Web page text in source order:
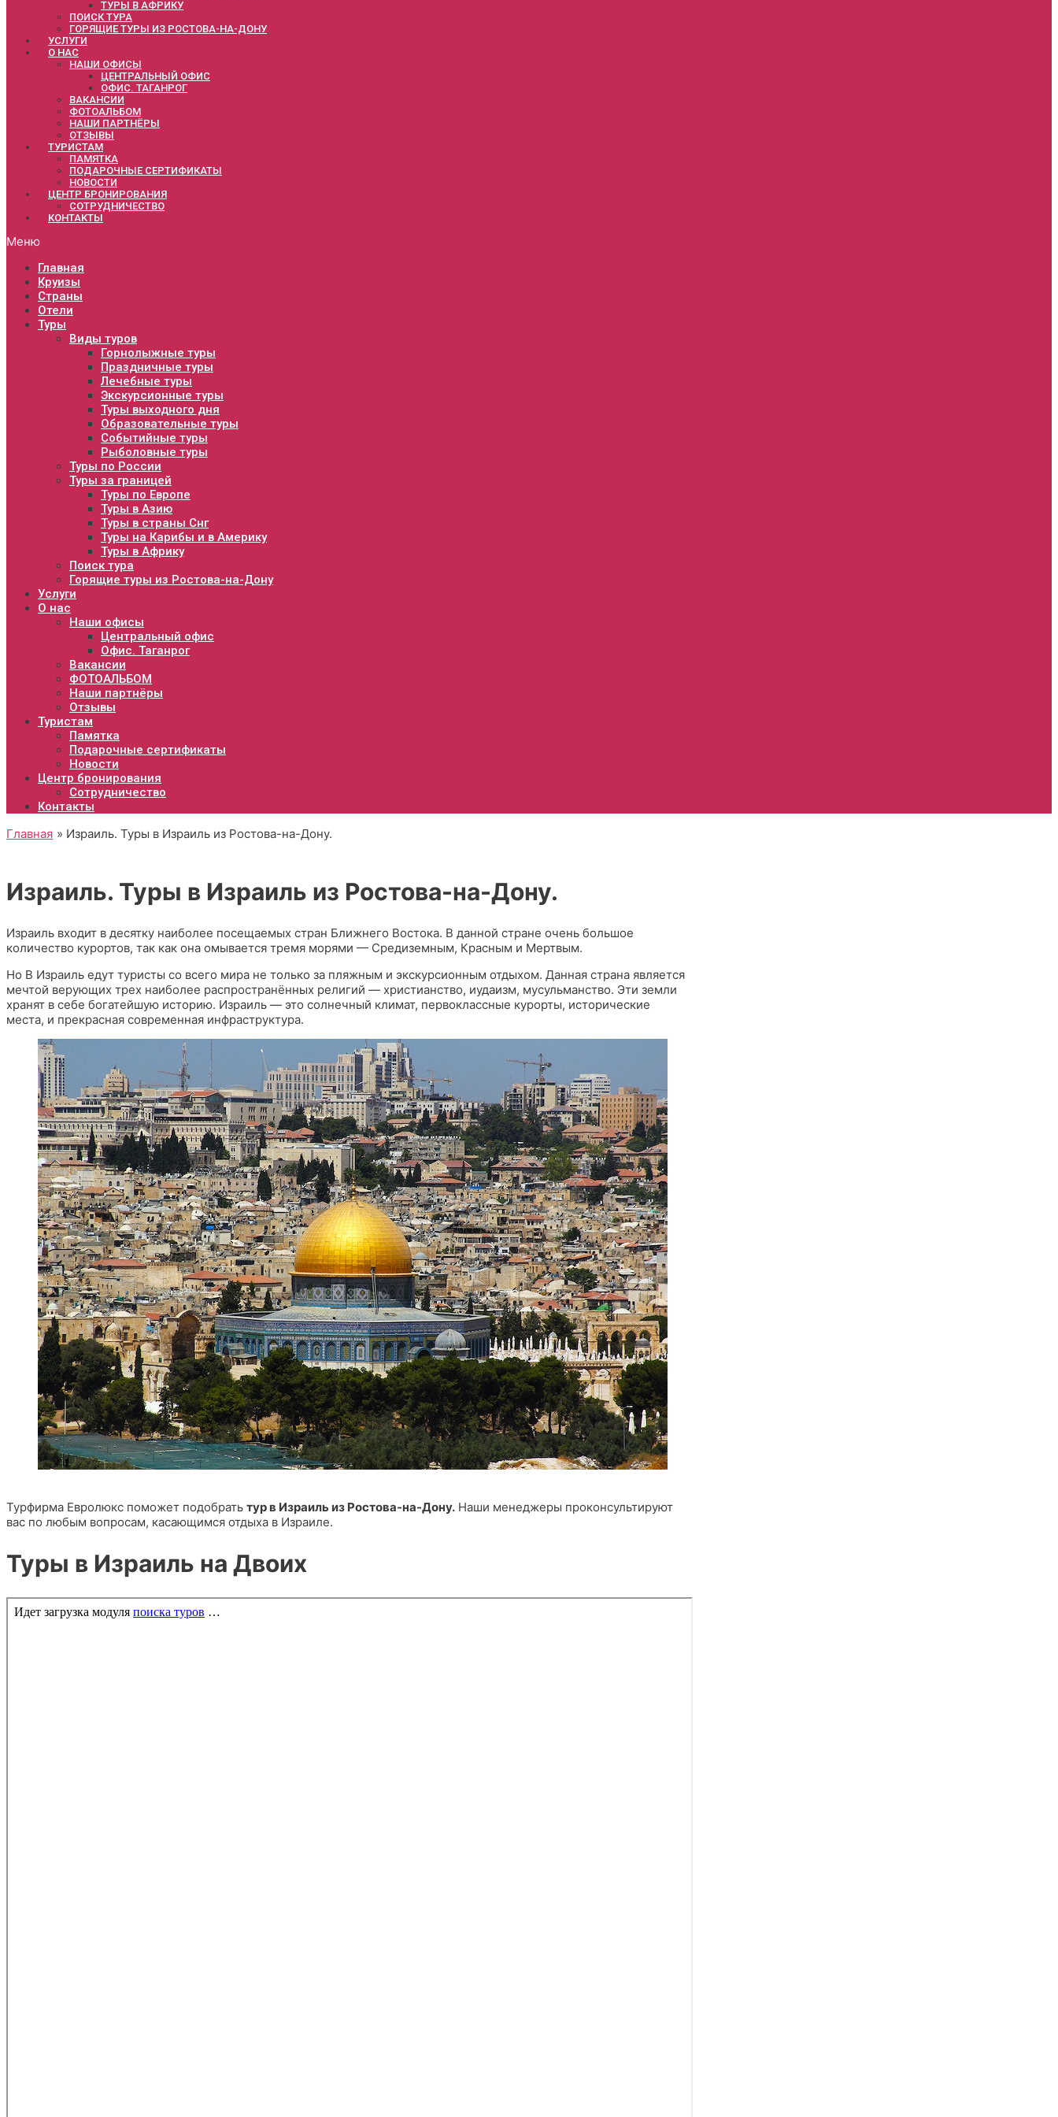
ТУРЫ В АФРИКУ
ПОИСК ТУРА
ГОРЯЩИЕ ТУРЫ ИЗ РОСТОВА-НА-ДОНУ
УСЛУГИ
О НАС
НАШИ ОФИСЫ
ЦЕНТРАЛЬНЫЙ ОФИС
ОФИС. ТАГАНРОГ
ВАКАНСИИ
ФОТОАЛЬБОМ
НАШИ ПАРТНЁРЫ
ОТЗЫВЫ
ТУРИСТАМ
ПАМЯТКА
ПОДАРОЧНЫЕ СЕРТИФИКАТЫ
НОВОСТИ
ЦЕНТР БРОНИРОВАНИЯ
СОТРУДНИЧЕСТВО
КОНТАКТЫ
Меню
Главная
Круизы
Страны
Отели
Туры
Виды туров
Горнолыжные туры
Праздничные туры
Лечебные туры
Экскурсионные туры
Туры выходного дня
Образовательные туры
Событийные туры
Рыболовные туры
Туры по России
Туры за границей
Туры по Европе
Туры в Азию
Туры в страны Снг
Туры на Карибы и в Америку
Туры в Африку
Поиск тура
Горящие туры из Ростова-на-Дону
Услуги
О нас
Наши офисы
Центральный офис
Офис. Таганрог
Вакансии
ФОТОАЛЬБОМ
Наши партнёры
Отзывы
Туристам
Памятка
Подарочные сертификаты
Новости
Центр бронирования
Сотрудничество
Контакты
Главная Израиль. Туры в Израиль из Ростова-на-Дону.
Израиль. Туры в Израиль из Ростова-на-Дону.
Израиль входит в десятку наиболее посещаемых стран Ближнего Востока. В данной стране очень большое
количество курортов, так как она омывается тремя морями — Средиземным, Красным и Мертвым.
Но В Израиль едут туристы со всего мира не только за пляжным и экскурсионным отдыхом. Данная страна является
мечтой верующих трех наиболее распространённых религий — христианство, иудаизм, мусульманство. Эти земли
хранят в себе богатейшую историю. Израиль — это солнечный климат, первоклассные курорты, исторические
места, и прекрасная современная инфраструктура.
Турфирма Евролюкс поможет подобрать тур в Израиль из Ростова-на-Дону. Наши менеджеры проконсультируют
вас по любым вопросам, касающимся отдыха в Израиле.
Туры в Израиль на Двоих